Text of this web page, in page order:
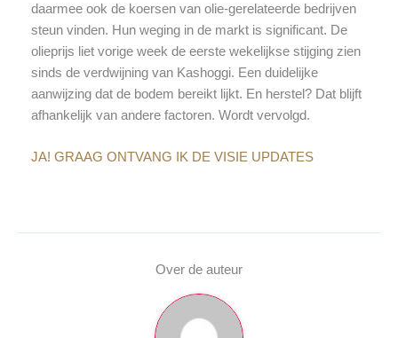
daarmee ook de koersen van olie-gerelateerde bedrijven
steun vinden. Hun weging in de markt is significant. De
olieprijs liet vorige week de eerste wekelijkse stijging zien
sinds de verdwijning van Kashoggi. Een duidelijke
aanwijzing dat de bodem bereikt lijkt. En herstel? Dat blijft
afhankelijk van andere factoren. Wordt vervolgd.
JA! GRAAG ONTVANG IK DE VISIE UPDATES
Over de auteur